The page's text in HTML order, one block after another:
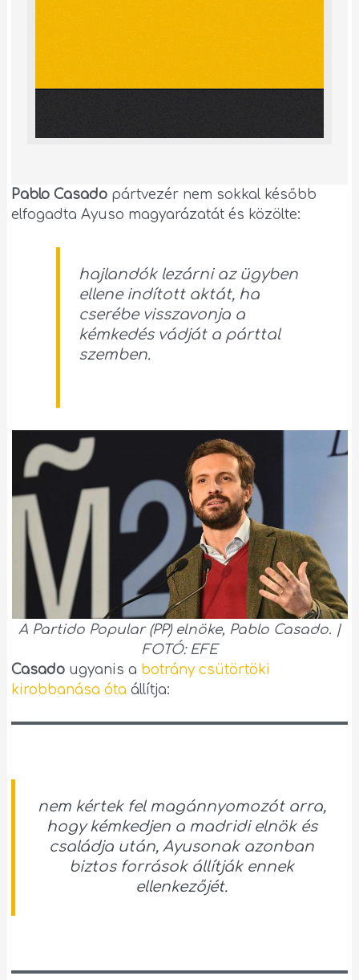
Pablo Casado pártvezér nem sokkal később
elfogadta Ayuso magyarázatát és közölte:
hajlandók lezárni az ügyben
ellene indított aktát, ha
cserébe visszavonja a
kémkedés vádját a párttal
szemben.
A Partido Popular (PP) elnöke, Pablo Casado. |
FOTÓ: EFE
Casado ugyanis a botrány csütörtöki
kirobbanása óta állítja:
nem kértek fel magánnyomozót arra,
hogy kémkedjen a madridi elnök és
családja után, Ayusonak azonban
biztos források állítják ennek
ellenkezőjét.